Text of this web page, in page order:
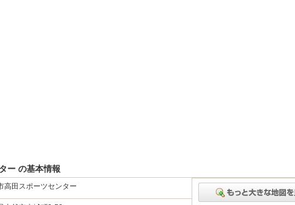
ー の基本情報
高田スポーツセンター